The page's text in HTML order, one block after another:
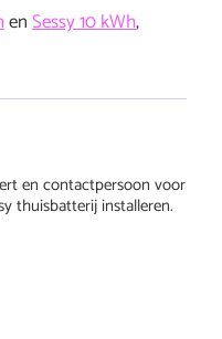
enSessy 10 kWh,
en contactpersoon voor
thuisbatterij installeren.